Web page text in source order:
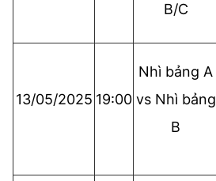
B/C
13/05/2025 19:00
Nhì bảng A
vs Nhì bảng
B